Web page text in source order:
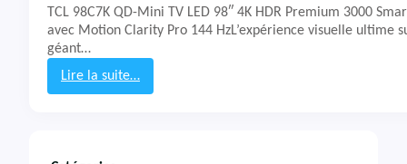
TCL 98C7K QD-Mini TV LED 98″ 4K HDR Premium 3000
avec Motion Clarity Pro 144 HzL’expérience visuelle ultime
géant…
Lire la suite…
: